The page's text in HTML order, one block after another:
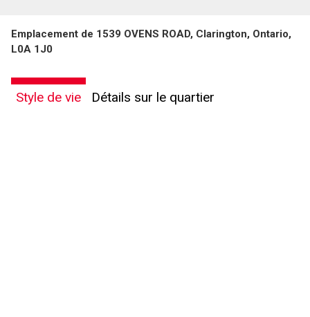
Emplacement de 1539 OVENS ROAD, Clarington, Ontario,
L0A 1J0
Style de vie Détails sur le quartier